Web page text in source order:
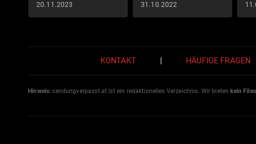
20.11.2023 31.10.2022
KONTAKT HÄUFIGE FRAGEN
Hinweis: sendungverpasst.at ist ein redaktionelles Verzeichnis. Wir bieten kein